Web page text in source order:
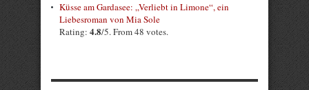
Küsse am Gardasee: „Verliebt in Limone“, ein
Liebesroman von Mia Sole
Rating: 4.8/5. From 48 votes.